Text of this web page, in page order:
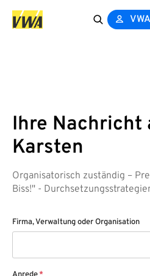
Ihre Nachricht
Karsten
Organisatorisch zuständig –
Biss!" -
Firma, Verwaltung oder Organisation